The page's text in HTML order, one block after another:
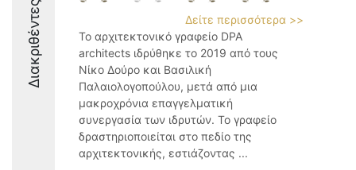
Διακριθέντες
Δείτε περισσότερα >>
Το αρχιτεκτονικό γραφείο DPA
architects ιδρύθηκε το 2019 από τους
Νίκο Δούρο και Βασιλική
Παλαιολογοπούλου, μετά από μια
μακροχρόνια επαγγελματική
συνεργασία των ιδρυτών. Το γραφείο
δραστηριοποιείται στο πεδίο της
αρχιτεκτονικής, εστιάζοντας ...